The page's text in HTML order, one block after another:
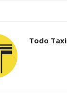
Todo Taxi